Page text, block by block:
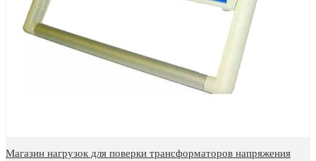
Магазин нагрузок для поверки трансформаторов напряжения